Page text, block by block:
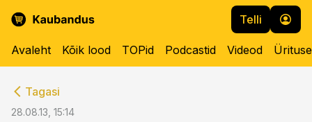
Telli
Avaleht Kõik lood TOPid Podcastid Videod
Tagasi
28.08.13, 15:14